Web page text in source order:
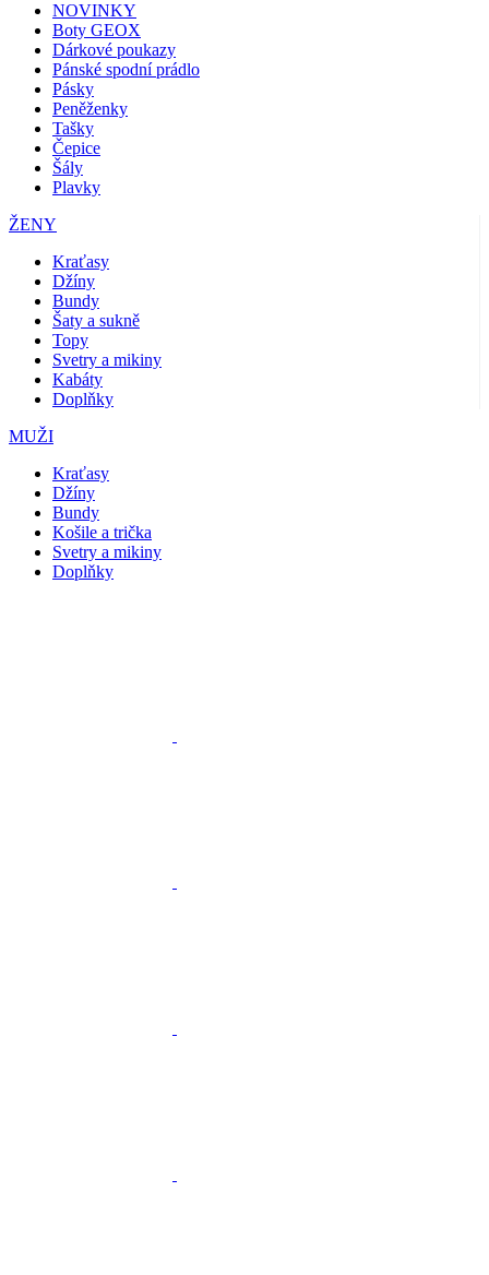
NOVINKY
Boty GEOX
Dárkové poukazy
Pánské spodní prádlo
Pásky
Peněženky
Tašky
Čepice
Šály
Plavky
ŽENY
Kraťasy
Džíny
Bundy
Šaty a sukně
Topy
Svetry a mikiny
Kabáty
Doplňky
MUŽI
Kraťasy
Džíny
Bundy
Košile a trička
Svetry a mikiny
Doplňky